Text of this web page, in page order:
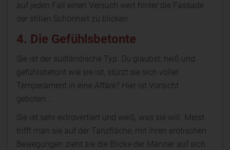
auf jeden Fall einen Versuch wert hinter die Fassade
der stillen Schönheit zu blicken.
4. Die Gefühlsbetonte
Sie ist der südländische Typ. Du glaubst, heiß und
gefühlsbetont wie sie ist, stürzt sie sich voller
Temperament in eine Affäre? Hier ist Vorsicht
geboten...
Sie ist sehr extrovertiert und weiß, was sie will. Meist
trifft man sie auf der Tanzfläche, mit ihren erotischen
Bewegungen zieht sie die Blicke der Männer auf sich